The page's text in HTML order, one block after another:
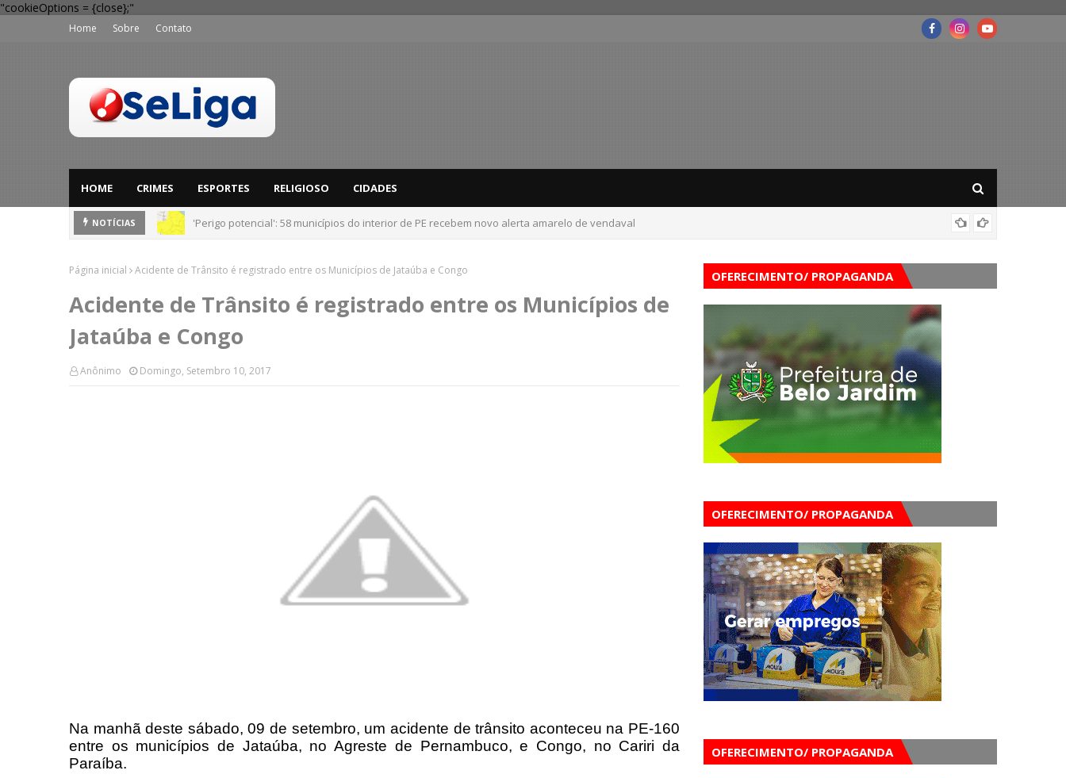
"cookieOptions = {close};"
Home Sobre Contato
HOME CRIMES ESPORTES RELIGIOSO CIDADES
NOTÍCIAS 'Perigo potencial': 58 municípios do interior de PE recebem novo alerta amarelo de vendaval
Página inicial Acidente de Trânsito é registrado entre os Municípios de Jataúba e Congo
Acidente de Trânsito é registrado entre os Municípios de
Jataúba e Congo
Anônimo Domingo, Setembro 10, 2017
Na manhã deste sábado, 09 de setembro, um acidente de trânsito aconteceu na PE-160
entre os municípios de Jataúba, no Agreste de Pernambuco, e Congo, no Cariri da
Paraíba.
OFERECIMENTO/ PROPAGANDA
OFERECIMENTO/ PROPAGANDA
OFERECIMENTO/ PROPAGANDA